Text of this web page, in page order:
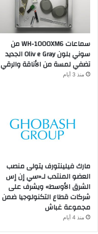
سماعات WH-1000XM6 من
سوني بلون Oliv e Gray الجديد
تضفي لمسة من الأناقة والرقي
منذ 3 أيام
مارك فيلينتورف يتولى منصب
العضو المنتدب لـ«سي إن إس
الشرق الأوسط» ويشرف على
شركات قطاع التكنولوجيا ضمن
مجموعة غباش
منذ 4 أيام